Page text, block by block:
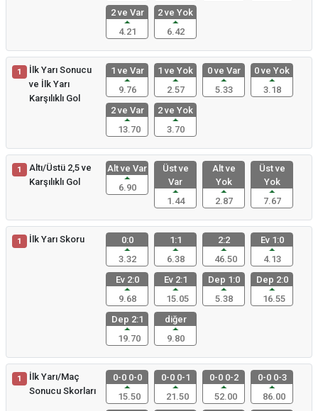
2 ve Var
4.21
2 ve Yok
6.42
1
İlk Yarı Sonucu
ve İlk Yarı
Karşılıklı Gol
1 ve Var
9.76
1 ve Yok
2.57
0 ve Var
5.33
0 ve Yok
3.18
2 ve Var
13.70
2 ve Yok
3.70
1
Altı/Üstü 2,5 ve
Karşılıklı Gol
Alt ve Var
6.90
Üst ve
Var
1.44
Alt ve
Yok
2.87
Üst ve
Yok
7.67
1 İlk Yarı Skoru
0:0
3.32
1:1
6.38
2:2
46.50
Ev 1:0
4.13
Ev 2:0
9.68
Ev 2:1
15.05
Dep 1:0
5.38
Dep 2:0
16.55
Dep 2:1
19.70
diğer
9.80
1
İlk Yarı/Maç
Sonucu Skorları
0-0 0-0
15.50
0-0 0-1
21.50
0-0 0-2
52.00
0-0 0-3
86.00